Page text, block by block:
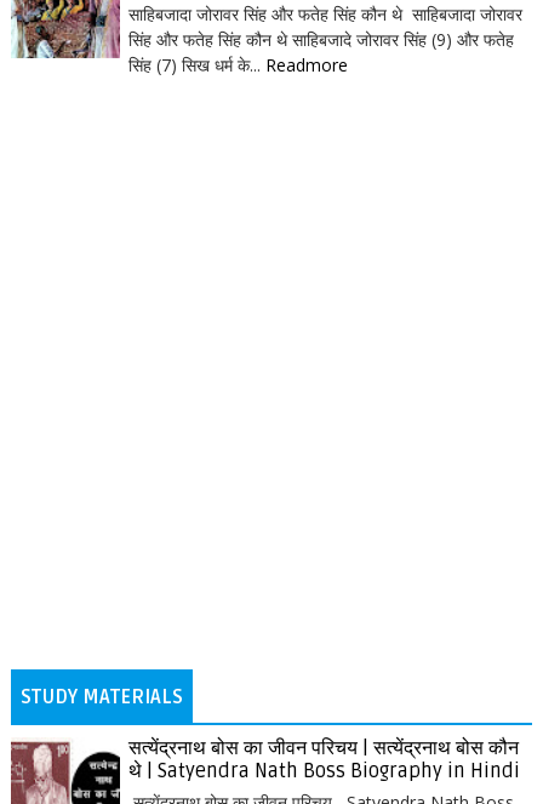
साहिबजादा जोरावर सिंह और फतेह सिंह कौन थे साहिबजादा जोरावर
सिंह और फतेह सिंह कौन थे साहिबजादे जोरावर सिंह (9) और फतेह
सिंह (7) सिख धर्म के... Readmore
STUDY MATERIALS
सत्येंद्रनाथ बोस का जीवन परिचय | सत्येंद्रनाथ बोस कौन
थे | Satyendra Nath Boss Biography in Hindi